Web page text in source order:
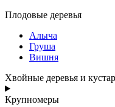
Плодовые деревья
Алыча
Груша
Вишня
Хвойные деревья и
Крупномеры